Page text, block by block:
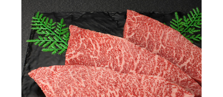
すき焼き
しゃぶしゃぶ コマ切れミンチ ローストビーフ
焼豚など（豚肉の加工
品）
牛丼など（牛肉の加工
品）
カレー・コロッケ・ハン
バーグ
タレ類 村沢牛 京丹波平井牛